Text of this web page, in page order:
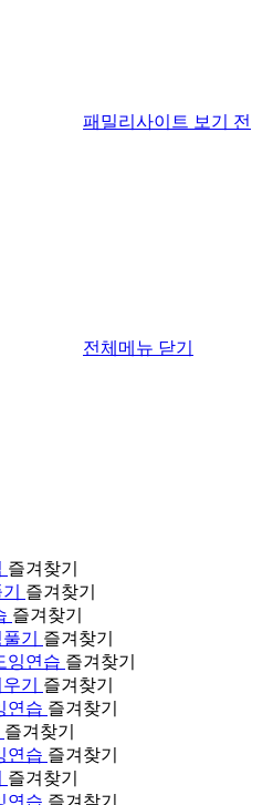
패밀리사이트 보기 전
전체메뉴 닫기
즐겨찾기
즐겨찾기
즐겨찾기
기
즐겨찾기
잉연습 즐겨찾기
기
즐겨찾기
연습 즐겨찾기
즐겨찾기
연습 즐겨찾기
즐겨찾기
연습 즐겨찾기